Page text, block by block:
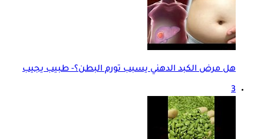
هل مرض الكبد الدهني يسبب تورم البطن؟- طبيب يجيب
3